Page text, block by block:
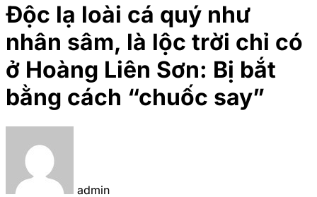
Độc lạ loài cá quý như
nhân sâm, là lộc trời chỉ có
ở Hoàng Liên Sơn: Bị bắt
bằng cách “chuốc say”
admin